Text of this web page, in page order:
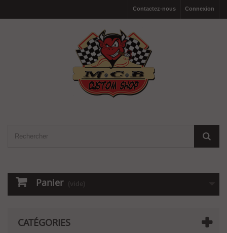
Connexion
Contactez-nous
Panier (vide)
CATÉGORIES